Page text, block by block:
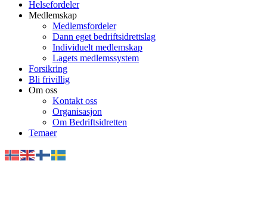
Helsefordeler
Medlemskap
Medlemsfordeler
Dann eget bedriftsidrettslag
Individuelt medlemskap
Lagets medlemssystem
Forsikring
Bli frivillig
Om oss
Kontakt oss
Organisasjon
Om Bedriftsidretten
Temaer